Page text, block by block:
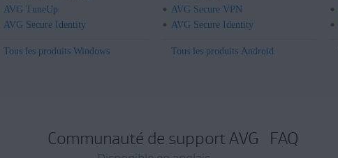
AVG TuneUp
AVG Secure Identity
Tous les produits Windows
AVG Secure VPN
AVG Secure Identity
Tous les produits Android
Communauté de support AVG FAQ